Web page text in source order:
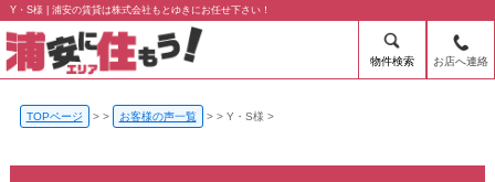
Y・S様 | 浦安の賃貸は株式会社もとゆきにお任せ下さい！
物件検索 お店へ連絡
TOPページ > お客様の声一覧 > Y・S様